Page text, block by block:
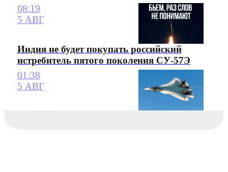
08:19
5 АВГ
Индия не будет покупать российский
истребитель пятого поколения СУ-57Э
01:38
5 АВГ